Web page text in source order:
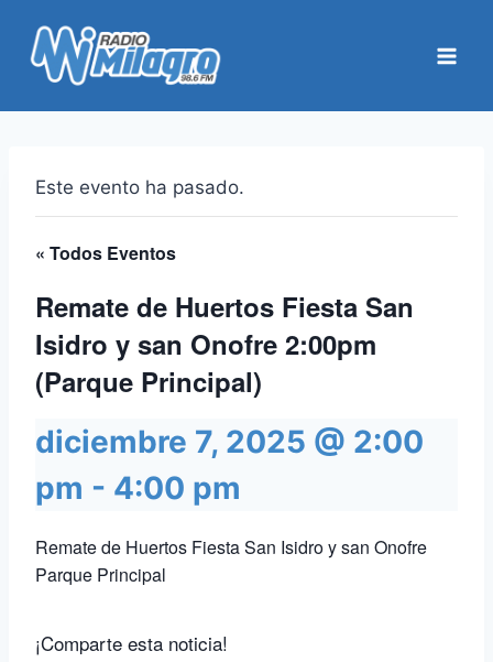
contenido
Este evento ha pasado.
« Todos Eventos
Remate de Huertos Fiesta San
Isidro y san Onofre 2:00pm
(Parque Principal)
diciembre 7, 2025 @ 2:00
pm - 4:00 pm
Remate de Huertos Fiesta San Isidro y san Onofre
Parque Principal
¡Comparte esta noticia!